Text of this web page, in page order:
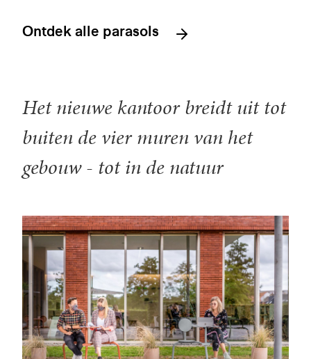
Ontdek alle parasols
Het nieuwe kantoor breidt uit tot
buiten de vier muren van het
gebouw - tot in de natuur